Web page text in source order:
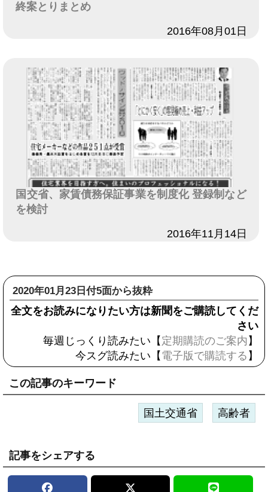
終案とりまとめ
2016年08月01日
国交省、家賃債務保証事業を制度化 登録制など
を検討
2016年11月14日
2020年01月23日付5面から抜粋
全文をお読みになりたい方は新聞をご購読してくだ
さい
毎週じっくり読みたい【 定期購読のご案内 】
今スグ読みたい【 電子版で購読する 】
この記事のキーワード
国土交通省 高齢者
記事をシェアする